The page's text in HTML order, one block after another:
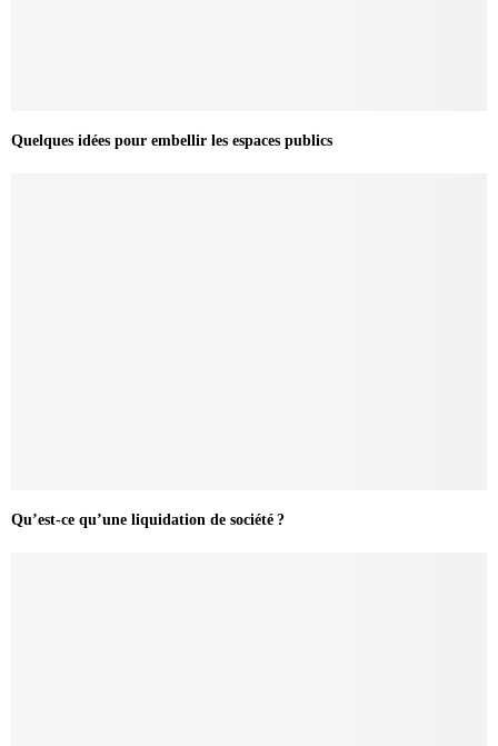
Quelques idées pour embellir les espaces publics
Qu’est-ce qu’une liquidation de société ?